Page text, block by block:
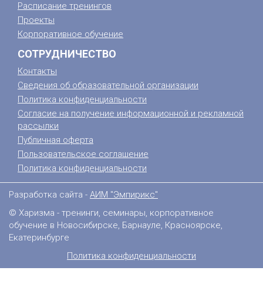
Расписание тренингов
Проекты
Корпоративное обучение
СОТРУДНИЧЕСТВО
Контакты
Сведения об образовательной организации
Политика конфиденциальности
Согласие на получение информационной и рекламной
рассылки
Публичная оферта
Пользовательское соглашение
Политика конфиденциальности
Разработка сайта - АИМ "Эмпирикс"
© Харизма - тренинги, семинары, корпоративное
обучение в Новосибирске, Барнауле, Красноярске,
Екатеринбурге
Политика конфиденциальности